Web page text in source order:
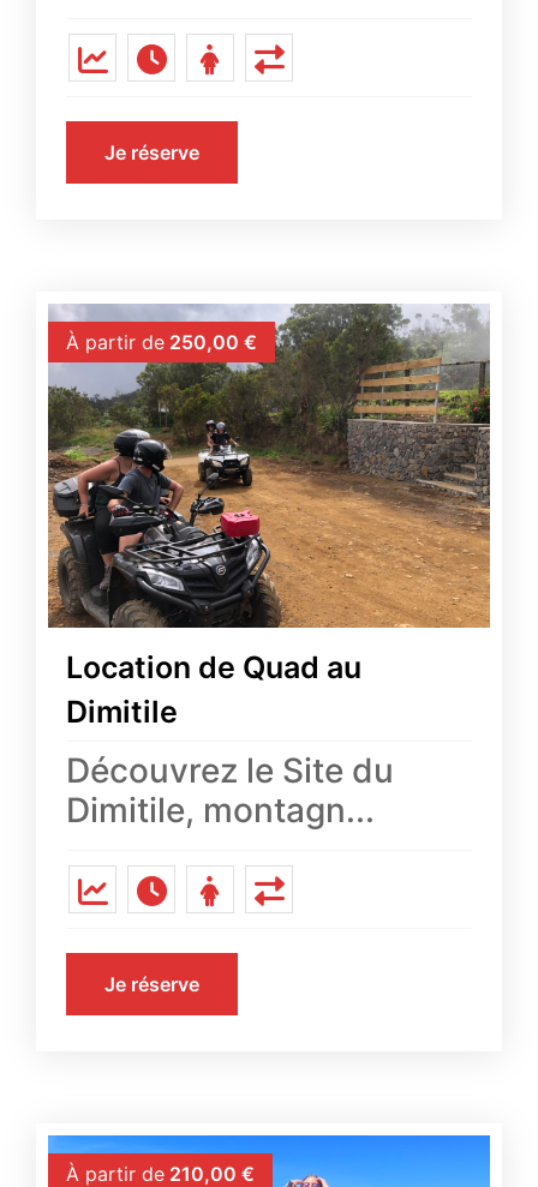
Je réserve
À partir de 250,00 €
Location de Quad au
Dimitile
Découvrez le Site du
Dimitile, montagn...
Je réserve
À partir de 210,00 €